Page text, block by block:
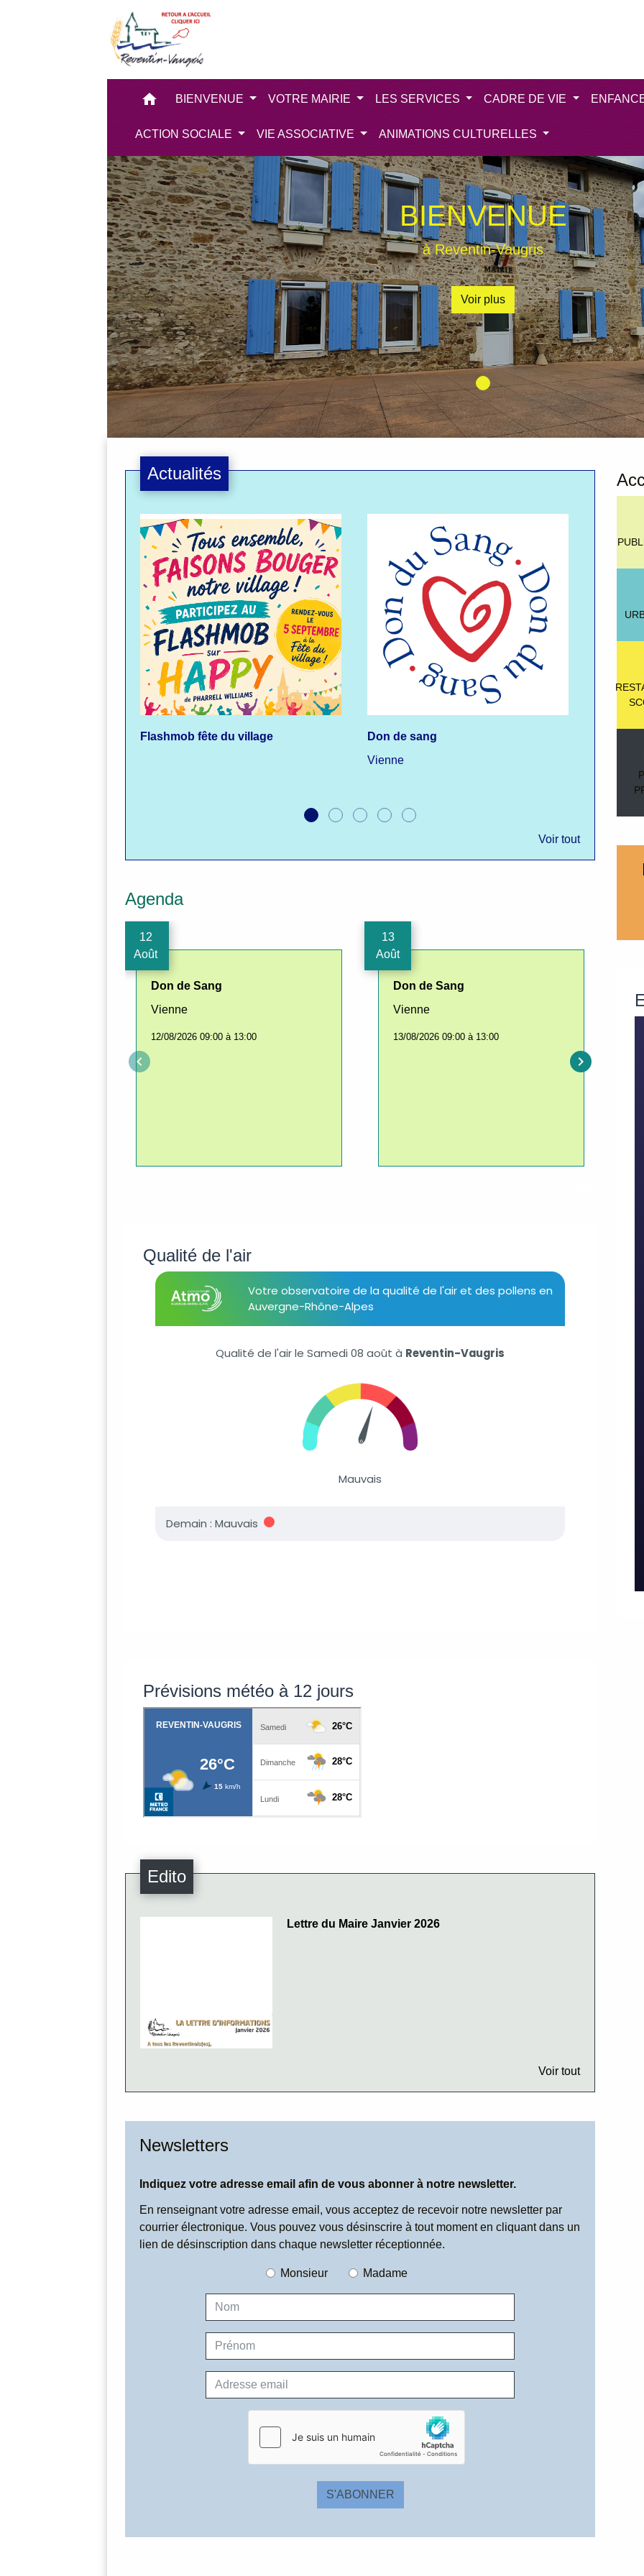
home BIENVENUE VOTRE MAIRIE LES SERVICES CADRE DE VIE
ACTION SOCIALE VIE ASSOCIATIVE ANIMATIONS CULTURELLES
BIENVENUE
à Reventin-Vaugris
Voir plus
Actualités
Flashmob fête du village
Don de sang
Vienne
Vigilance
Voir tout
Agenda
12
Août
Don de Sang
Vienne
12/08/2026 09:00 à 13:00
13
Août
Don de Sang
Vienne
13/08/2026 09:00 à 13:00
keyboard_arrow_left keyboard_arrow_right
Qualité de l'air
Prévisions météo à 12 jours
Edito
Lettre du Maire Janvier 2026
Voir tout
Newsletters
Indiquez votre adresse email afin de vous abonner à notre newsletter.
En renseignant votre adresse email, vous acceptez de recevoir notre newsletter par
courrier électronique. Vous pouvez vous désinscrire à tout moment en cliquant dans un
lien de désinscription dans chaque newsletter réceptionnée.
Monsieur Madame
S'ABONNER